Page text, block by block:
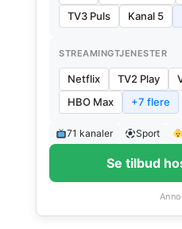
TV3 Puls
Kanal 5
STREAMINGTJENESTER
Netflix TV2 Play
HBO Max
+7 flere
71 kanaler Sport
Se tilbud